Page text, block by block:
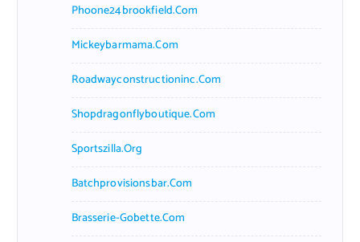
Phoone24brookfield.com
Mickeybarmama.com
Roadwayconstructioninc.com
Shopdragonflyboutique.com
Sportszilla.org
Batchprovisionsbar.com
Brasserie-Gobette.com